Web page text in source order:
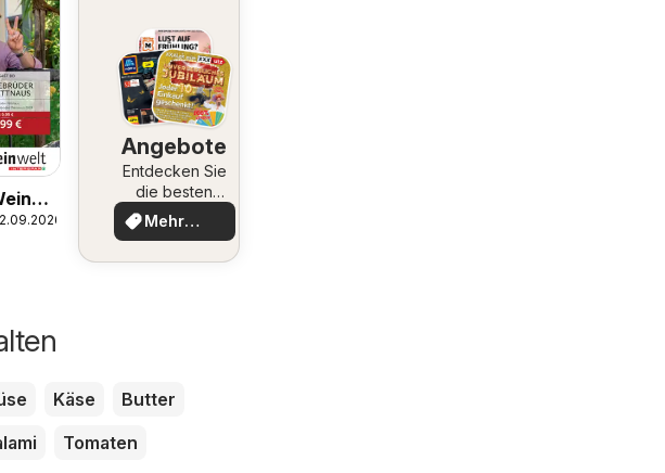
Angebote
Entdecken Sie
die besten
Angebote
Mehr
entdecken
Käse
Butter
Tomaten